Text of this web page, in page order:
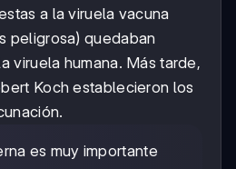
a la viruela vacuna
peligrosa) quedaban
viruela humana. Más tarde,
Koch establecieron los
es muy importante